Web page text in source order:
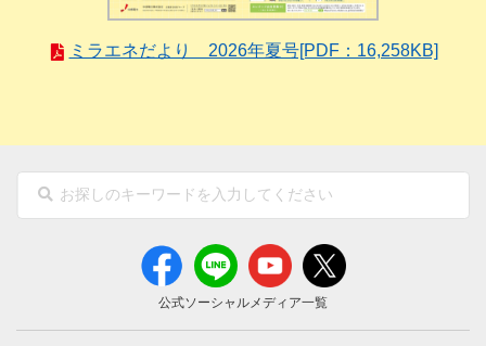
ミラエネだより 2026年夏号[PDF：16,258KB]
公式ソーシャルメディア一覧